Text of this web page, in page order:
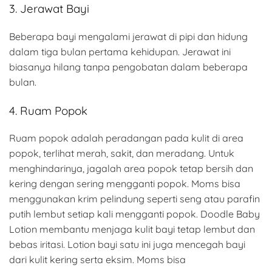
3. Jerawat Bayi
Beberapa bayi mengalami jerawat di pipi dan hidung
dalam tiga bulan pertama kehidupan. Jerawat ini
biasanya hilang tanpa pengobatan dalam beberapa
bulan.
4. Ruam Popok
Ruam popok adalah peradangan pada kulit di area
popok, terlihat merah, sakit, dan meradang. Untuk
menghindarinya, jagalah area popok tetap bersih dan
kering dengan sering mengganti popok. Moms bisa
menggunakan krim pelindung seperti seng atau parafin
putih lembut setiap kali mengganti popok. Doodle Baby
Lotion membantu menjaga kulit bayi tetap lembut dan
bebas iritasi. Lotion bayi satu ini juga mencegah bayi
dari kulit kering serta eksim. Moms bisa